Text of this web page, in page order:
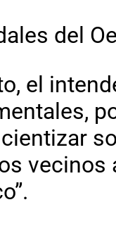
del
el
vecinos